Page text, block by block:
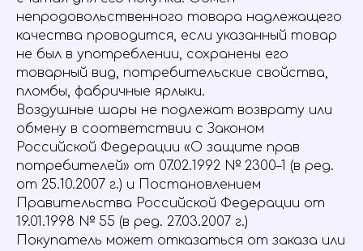
непродовольственного товара надлежащего
качества проводится, если указанный товар
не был в употреблении, сохранены его
товарный вид, потребительские свойства,
пломбы, фабричные ярлыки.
Воздушные шары не подлежат возврату или
обмену в соответствии с Законом
Российской Федерации «О защите прав
потребителей» от 07.02.1992 № 2300–1 (в ред.
от 25.10.2007 г.) и Постановлением
Правительства Российской Федерации от
19.01.1998 № 55 (в ред. 27.03.2007 г.)
Покупатель может отказаться от заказа или